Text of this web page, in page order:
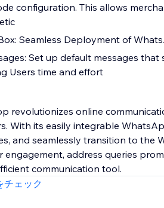
configuration. This allows
Seamless Deployment of
Set up default messages
Users time and effort
revolutionizes online
With its easily integrable
and seamlessly transition to the
engagement, address queries
communication tool.
チェック